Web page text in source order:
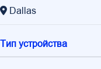
Dallas
Тип устройства